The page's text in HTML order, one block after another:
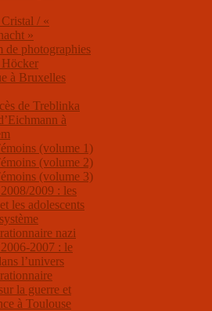
/ «
»
de photographies
à Bruxelles
de Treblinka
à
(volume 1)
(volume 2)
(volume 3)
2009 : les
les adolescents
nazi
2007 : le
l’univers
la guerre et
à Toulouse